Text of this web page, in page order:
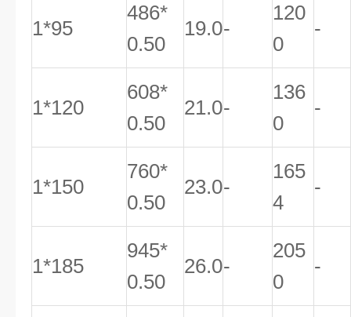
1*95
486*
0.50
19.0-
120
0
-
1*120
608*
0.50
21.0-
136
0
-
1*150
760*
0.50
23.0-
165
4
-
1*185
945*
0.50
26.0-
205
0
-